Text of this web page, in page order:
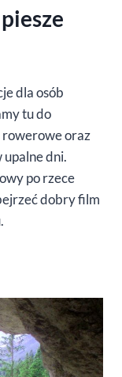
dla osób
tu do
rowerowe oraz
upalne dni.
po rzece
dobry film